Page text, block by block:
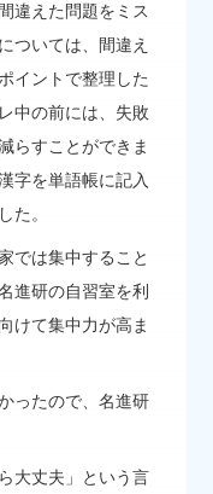
違えた問題をミス
ついては、間違え
イントで整理した
中の前には、失敗
らすことができま
字を単語帳に記入
た。
では集中すること
進研の自習室を利
けて集中力が高ま
ったので、名進研
大丈夫」という言